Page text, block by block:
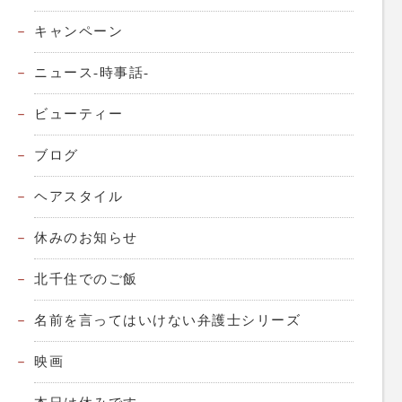
キャンペーン
ニュース-時事話-
ビューティー
ブログ
ヘアスタイル
休みのお知らせ
北千住でのご飯
名前を言ってはいけない弁護士シリーズ
映画